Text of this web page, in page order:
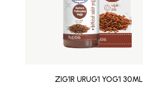
ZIG’IR URUG’I YOG’I 30ML